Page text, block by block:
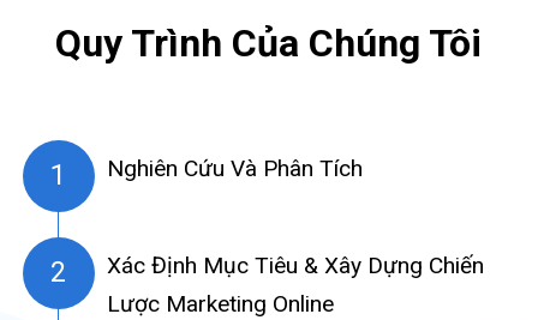
Quy Trình Của Chúng Tôi
Nghiên Cứu Và Phân Tích
Xác Định Mục Tiêu & Xây Dựng Chiến
Lược Marketing Online